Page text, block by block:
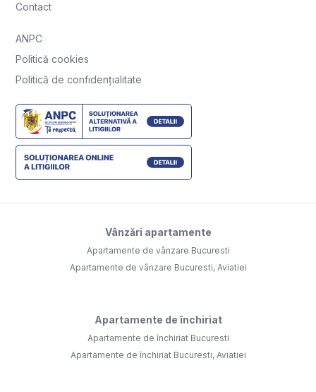
Contact
ANPC
Politică cookies
Politică de confidențialitate
Vânzări apartamente
Apartamente de vânzare Bucuresti
Apartamente de vânzare Bucuresti, Aviatiei
Apartamente de închiriat
Apartamente de închiriat Bucuresti
Apartamente de închiriat Bucuresti, Aviatiei